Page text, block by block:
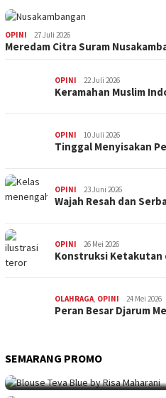
OPINI 27 Juli 2026
Meredam Citra Suram
OPINI 22 Juli 2026
Keramahan Muslim
OPINI 10 Juli 2026
Tinggal Menyisakan
OPINI 23 Juni 2026
Wajah Resah dan
OPINI 26 Mei 2026
Konstruksi
OLAHRAGA, OPINI 24 Mei 2026
Peran Besar Djarum
SEMARANG PROMO
SEMARANG PROMO 9 Mei 2026
SEMARANG PROMO 5 Mei 2026
Intip Koleksi Ina Priyono,